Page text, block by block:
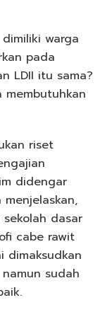
warga
pada
LDII itu sama?
membutuhkan
riset
didengar
dasar
cabe rawit
dimaksudkan
sudah